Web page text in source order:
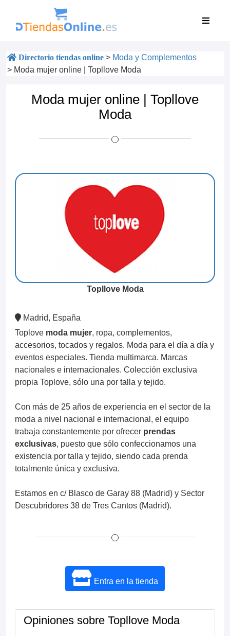
Directorio tiendas online > Moda y Complementos
> Moda mujer online | Topllove Moda
Moda mujer online | Topllove
Moda
Topllove Moda
Madrid, España
Toplove moda mujer, ropa, complementos,
accesorios, tocados y regalos. Moda para el día a día y
eventos especiales. Tienda multimarca. Marcas
nacionales e internacionales. Colección exclusiva
propia Toplove, sólo una por talla y tejido.
Con más de 25 años de experiencia en el sector de la
moda a nivel nacional e internacional, el equipo
trabaja constantemente por ofrecer prendas
exclusivas, puesto que sólo confeccionamos una
existencia por talla y tejido, siendo cada prenda
totalmente única y exclusiva.
Estamos en c/ Blasco de Garay 88 (Madrid) y Sector
Descubridores 38 de Tres Cantos (Madrid).
Entra en la tienda
Opiniones sobre Topllove Moda